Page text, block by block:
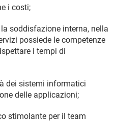
i costi;
soddisfazione interna, nella
possiede le competenze
i tempi di
dei sistemi informatici
delle applicazioni;
stimolante per il team